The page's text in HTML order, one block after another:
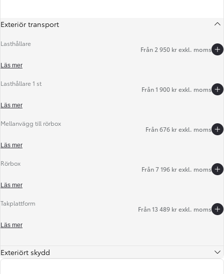
Exteriör transport
Lasthållare
Från 2 950 kr exkl. moms
Läs mer
Lasthållare 1 st
Från 1 900 kr exkl. moms
Läs mer
Mellanvägg till rörbox
Från 676 kr exkl. moms
Läs mer
Rörbox
Från 7 196 kr exkl. moms
Läs mer
Takplattform
Från 13 489 kr exkl. moms
Läs mer
Exteriört skydd